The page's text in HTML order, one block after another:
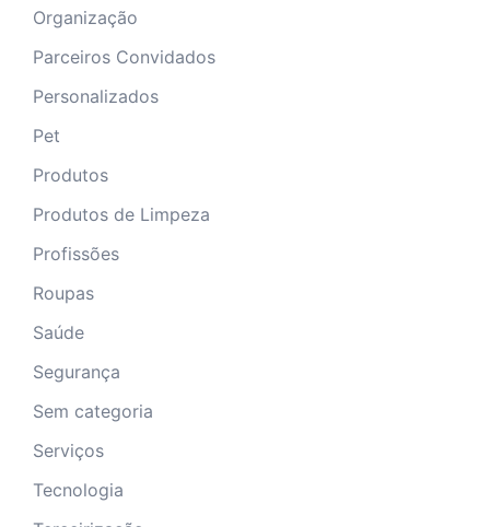
Organização
Parceiros Convidados
Personalizados
Pet
Produtos
Produtos de Limpeza
Profissões
Roupas
Saúde
Segurança
Sem categoria
Serviços
Tecnologia